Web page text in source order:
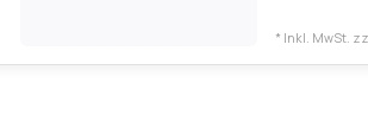
* Inkl. MwSt.